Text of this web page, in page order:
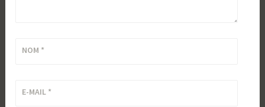
NOM *
E-MAIL *